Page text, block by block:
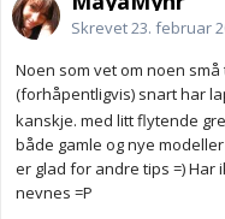
Skrevet23. februar
Noen som vet om noen
(forhåpentligvis) snart har
kanskje. med litt flytende
både gamle og nye
er glad for andre tips =) Har
nevnes =P